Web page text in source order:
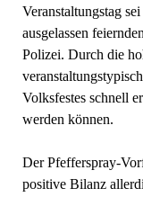
Veranstaltungstag
ausgelassen
Polizei. Durch die
Volksfestes schnell
werden können.
Der Pfefferspray-
positive Bilanz